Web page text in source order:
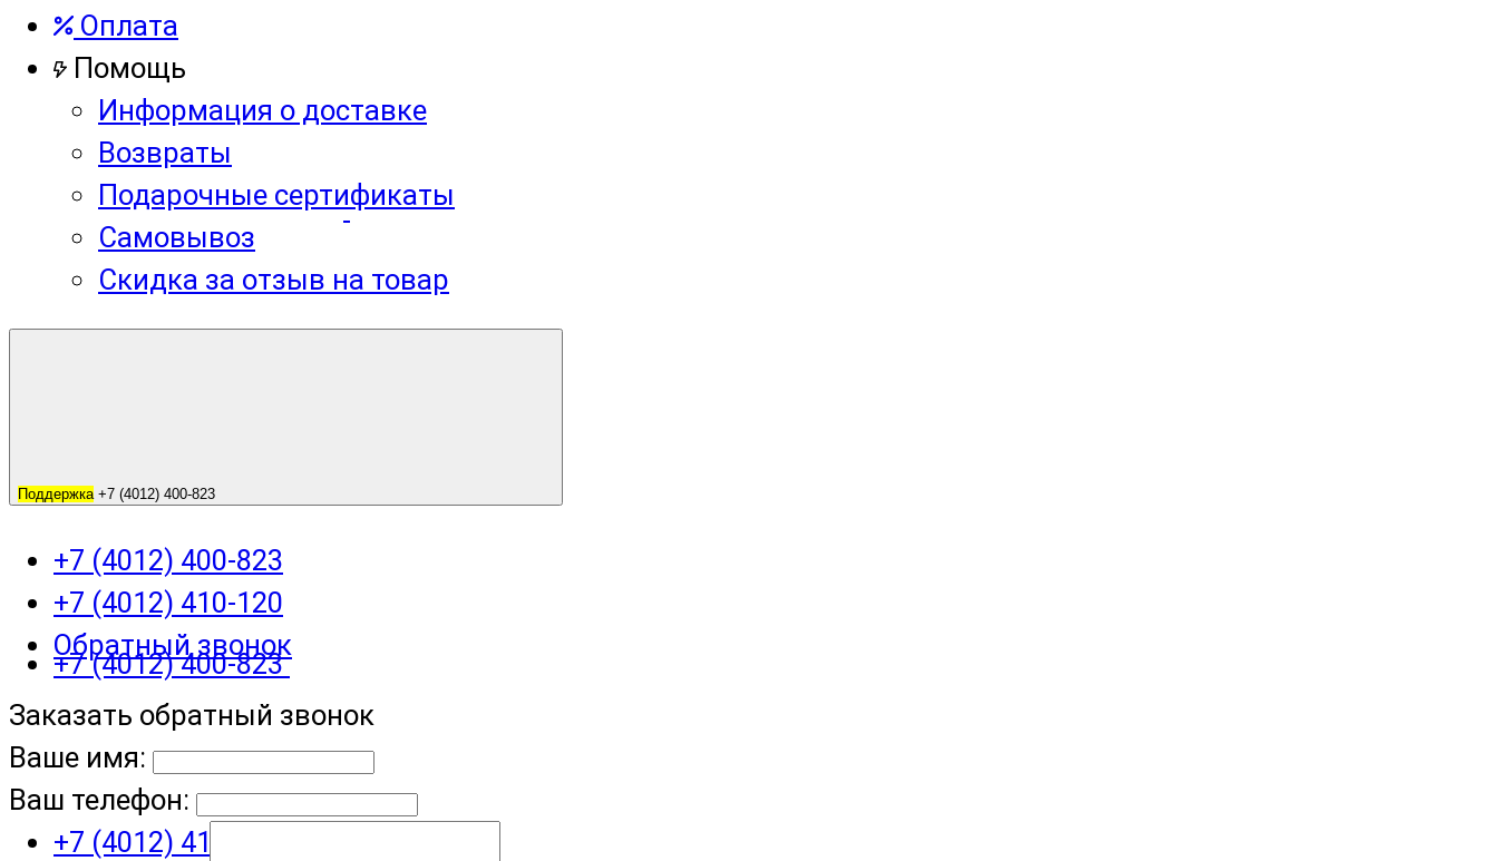
+7 (4012) 400-823
+7 (4012) 410-120
Оплата
Помощь
Информация о доставке
Возвраты
Подарочные сертификаты
Самовывоз
Скидка за отзыв на товар
Поддержка+7 (4012) 400-823
+7 (4012) 400-823
+7 (4012) 410-120
Обратный звонок
Заказать обратный звонок
Ваше имя:
Ваш телефон: